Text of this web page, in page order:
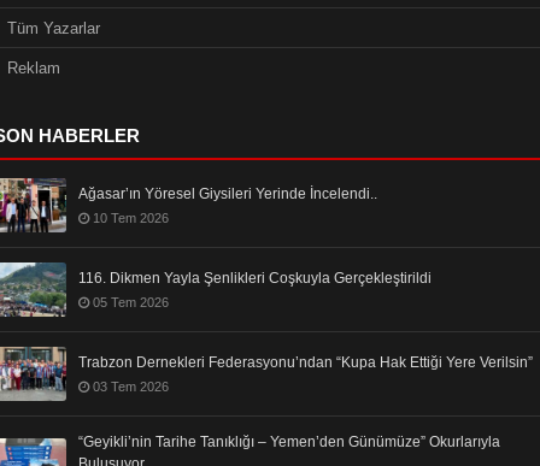
Tüm Yazarlar
Reklam
HABERLER
Ağasar’ın Yöresel Giysileri Yerinde İncelendi..
10 Tem 2026
116. Dikmen Yayla Şenlikleri Coşkuyla Gerçekleştirildi
05 Tem 2026
Trabzon Dernekleri Federasyonu’ndan “Kupa Hak Ettiği Yere Verilsin”
03 Tem 2026
“Geyikli’nin Tarihe Tanıklığı – Yemen’den Günümüze” Okurlarıyla